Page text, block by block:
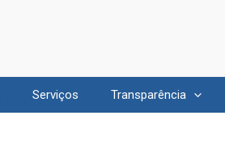
Serviços Transparência